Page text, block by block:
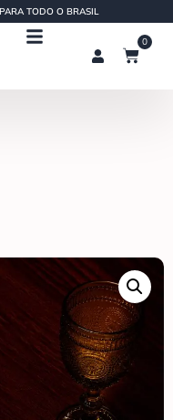
TODO O BRASIL
0